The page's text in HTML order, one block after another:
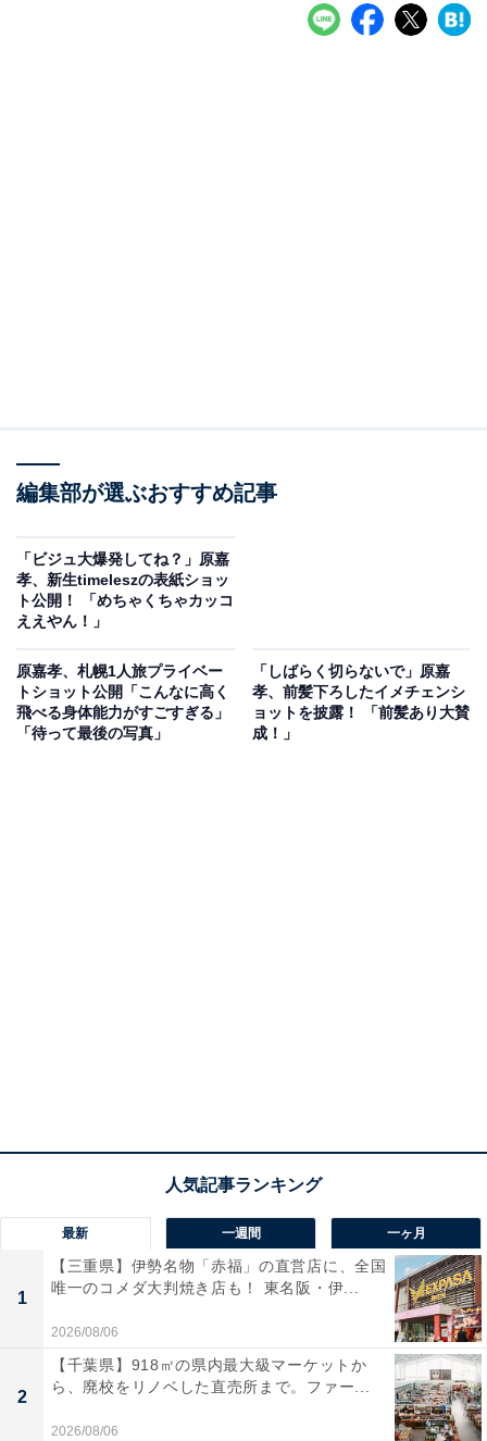
編集部が選ぶおすすめ記事
「ビジュ大爆発してね？」原嘉
孝、新生timeleszの表紙ショッ
ト公開！ 「めちゃくちゃカッコ
ええやん！」
原嘉孝、札幌1人旅プライベー
トショット公開「こんなに高く
飛べる身体能力がすごすぎる」
「待って最後の写真」
「しばらく切らないで」原嘉
孝、前髪下ろしたイメチェンシ
ョットを披露！ 「前髪あり大賛
成！」
最新 一週間 一ヶ月
1
【三重県】伊勢名物「赤福」の直営店に、全国
唯一のコメダ大判焼き店も！ 東名阪・伊...
2026/08/06
2
【千葉県】918㎡の県内最大級マーケットか
ら、廃校をリノベした直売所まで。ファー...
2026/08/06